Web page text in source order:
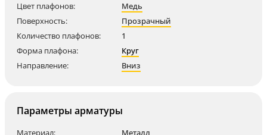
Цвет плафонов:
Медь
Поверхность:
Прозрачный
Количество плафонов:
1
Форма плафона:
Круг
Направление:
Вниз
Параметры арматуры
Материал:
Металл